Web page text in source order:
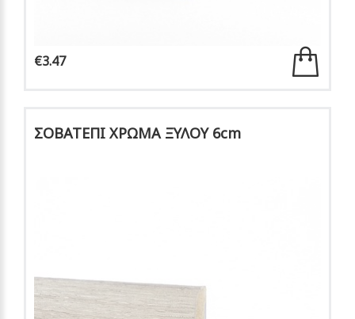
€3.47
ΣΟΒΑΤΕΠΙ ΧΡΩΜΑ ΞΥΛΟΥ 6cm